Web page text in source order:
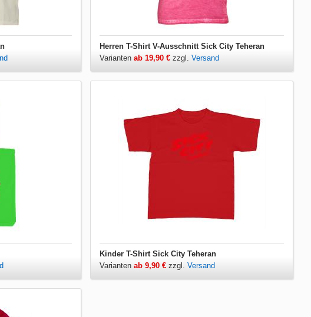
Herren T-Shirt V-Ausschnitt Sick City Teheran
Variantenab 19,90 € zzgl.Versand
Kinder T-Shirt Sick City Teheran
Variantenab 9,90 € zzgl.Versand